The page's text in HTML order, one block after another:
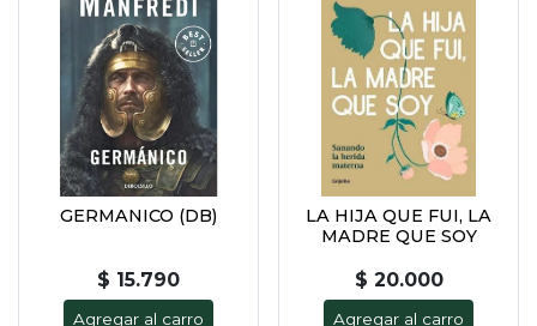
GERMANICO (DB)
$ 15.790
Agregar al carro
LA HIJA QUE FUI, LA
MADRE QUE SOY
$ 20.000
Agregar al carro